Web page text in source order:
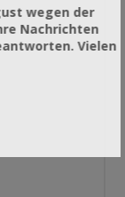
wegen der
Nachrichten
Vielen